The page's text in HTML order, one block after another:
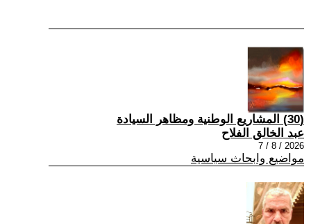
(30) المشاريع الوطنية ومظاهر السيادة
عبد الخالق الفلاح
2026 / 8 / 7
مواضيع وابحاث سياسية